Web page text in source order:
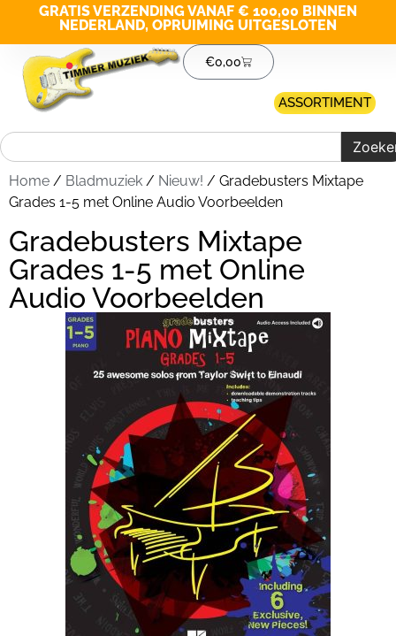
GRATIS VERZENDING VANAF € 100,00 BINNEN
NEDERLAND, OPRUIMING UITGESLOTEN
€0,00
ASSORTIMENT
Home / Bladmuziek / Nieuw! / Gradebusters Mixtape
Grades 1-5 met Online Audio Voorbeelden
Gradebusters Mixtape
Grades 1-5 met Online
Audio Voorbeelden